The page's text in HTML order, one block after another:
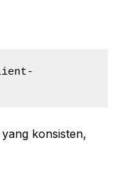
konsisten,